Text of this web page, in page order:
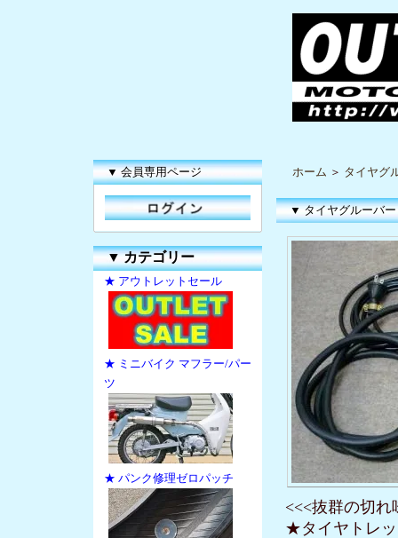
▼ 会員専用ページ
▼カテゴリー
★ アウトレットセール
★ ミニバイク マフラー/パー
ツ
★ パンク修理ゼロパッチ
ホーム ＞ タイヤグ
▼ タイヤグルーバー
<<<抜群の切
★タイヤトレ